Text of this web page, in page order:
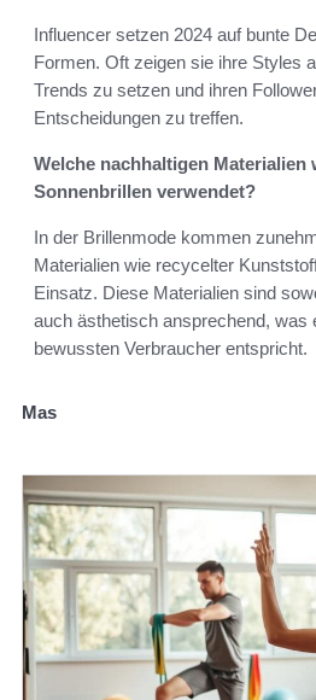
Influencer setzen 2024 auf bunte
Formen. Oft zeigen sie ihre Styles
Trends zu setzen und ihren
Entscheidungen zu treffen.
Welche nachhaltigen Materialien
Sonnenbrillen verwendet?
In der Brillenmode kommen
Materialien wie recycelter
Einsatz. Diese Materialien sind
auch ästhetisch ansprechend, was
bewussten Verbraucher entspricht.
Mas